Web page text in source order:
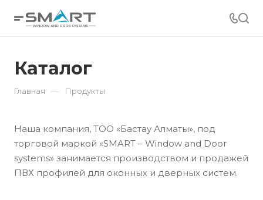
Каталог
Главная — Продукты
Наша компания, ТОО «Бастау Алматы», под
торговой маркой «SMART – Window and Door
systems» занимается производством и продажей
ПВХ профилей для оконных и дверных систем.